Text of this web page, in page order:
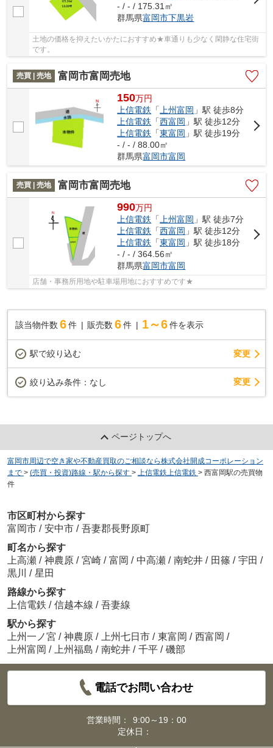
- / - / 175.31㎡
群馬県富岡市下黒岩
土地の価格を抑えたいかたにおすすめ★車通りも少なく閑静な住宅街
です。
売買 | 売地 富岡市富岡売地
150万円
上信電鉄 「 上州富岡 」駅 徒歩8分
上信電鉄 「西富岡 」駅 徒歩12分
上信電鉄 「東富岡 」駅 徒歩19分
- / - / 88.00㎡
群馬県富岡市富岡
売買 | 売地 富岡市富岡売地
990万円
上信電鉄 「 上州富岡 」駅 徒歩7分
上信電鉄 「西富岡 」駅 徒歩12分
上信電鉄 「東富岡 」駅 徒歩18分
- / - / 364.56㎡
群馬県富岡市富岡
店舗・事務所用地や駐車場用地におすすめです★
該当物件数 6件 販売数 6 件 1～6 件を表示
駅で絞り込む 変更
絞り込み条件： なし 変更
ページトップへ
富岡市周辺で空き家や不動産買取のご相談なら株式会社開成コーポレーション
まで > (売買・投資)路線・駅から探す > 上信電鉄上信電鉄 > 西富岡駅の売買物
件
市区町村から探す
富岡市 / 安中市 / 吾妻郡長野原町
町名から探す
上高瀬 / 神農原 / 宮崎 / 富岡 / 中高瀬 / 南蛇井 / 田篠 / 宇田 /
黒川 / 星田
路線から探す
上信電鉄 / 信越本線 / 吾妻線
駅から探す
上州一ノ宮 / 神農原 / 上州七日市 / 東富岡 / 西富岡 /
上州富岡 / 上州福島 / 南蛇井 / 千平 / 磯部
電話でお問い合わせ
営業時間：
9:00～19：00
定休日：